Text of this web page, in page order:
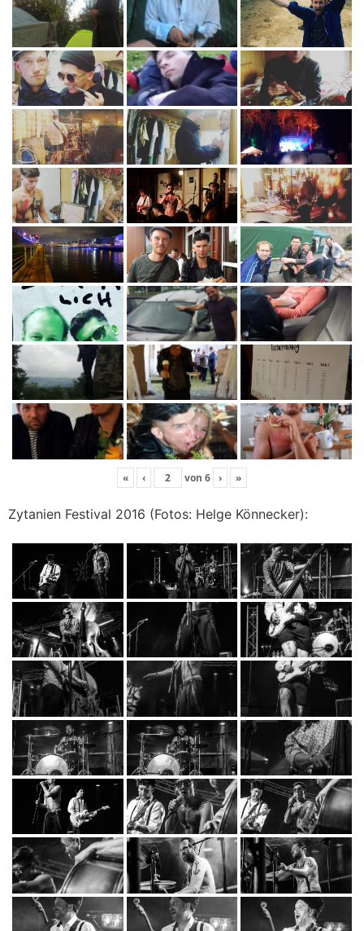
« ‹ von 6 › »
Zytanien Festival 2016 (Fotos: Helge Könnecker):